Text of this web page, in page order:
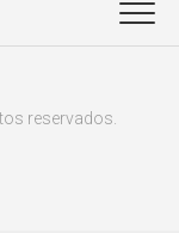
reservados.